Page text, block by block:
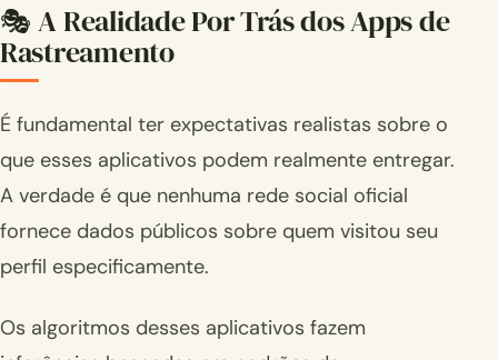
🎭 A Realidade Por Trás dos Apps de
Rastreamento
É fundamental ter expectativas realistas sobre o
que esses aplicativos podem realmente entregar.
A verdade é que nenhuma rede social oficial
fornece dados públicos sobre quem visitou seu
perfil especificamente.
Os algoritmos desses aplicativos fazem